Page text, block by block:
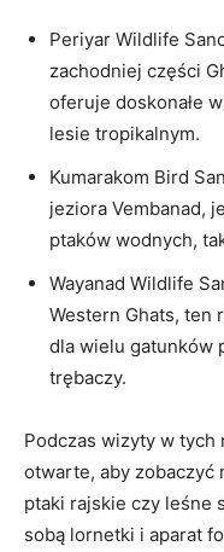
Periyar Wildlife
zachodniej części
oferuje doskonałe
lesie tropikalnym.
Kumarakom Bird
jeziora Vembanad,
ptaków wodnych,
Wayanad Wildlife
Western Ghats, ten
dla wielu gatunków
trębaczy.
Podczas wizyty w tych
otwarte, aby zobaczyć
ptaki rajskie czy leśne
sobą lornetki i aparat